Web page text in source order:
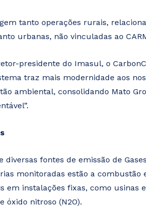
tanto operações rurais,
urbanas, não vinculadas ao
presidente do Imasul, o
traz mais modernidade aos
ambiental, consolidando Mato
diversas fontes de emissão de
monitoradas estão a combustão
em instalações fixas, como usinas
óxido nitroso (N2O).